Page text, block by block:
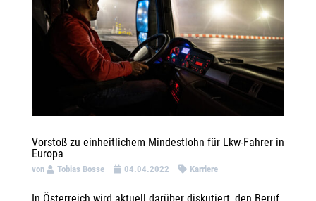
Vorstoß zu einheitlichem Mindestlohn für Lkw-Fahrer in
Europa
von Tobias Bosse 04.04.2022 Karriere